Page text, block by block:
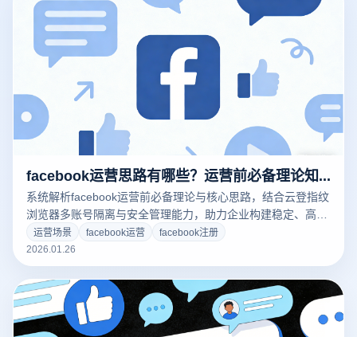
facebook运营思路有哪些？运营前必备理论知识
系统解析facebook运营前必备理论与核心思路，结合云登指纹
浏览器多账号隔离与安全管理能力，助力企业构建稳定、高效
的facebook运营体系。
运营场景 facebook运营
facebook注册
2026.01.26